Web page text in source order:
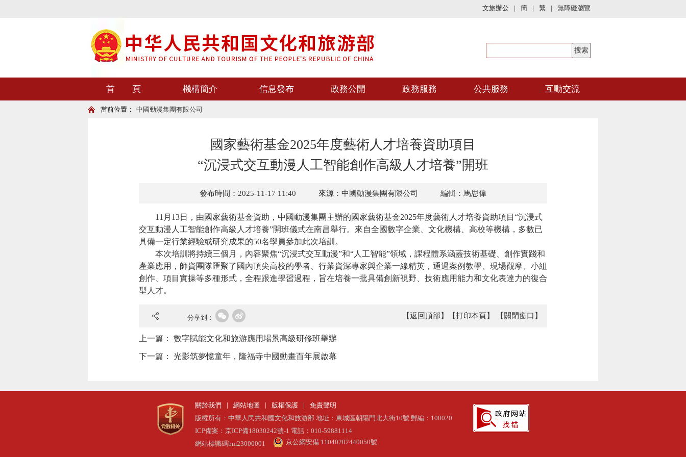
文旅辦公 | 簡 | 繁 | 無障礙瀏覽
首 頁 機構簡介 信息發布 政務公開 政務服務 公共服務 互動交流
當前位置： 中國動漫集團有限公司
國家藝術基金2025年度藝術人才培養資助項目
“沉浸式交互動漫人工智能創作高級人才培養”開班
發布時間：2025-11-17 11:40 來源：中國動漫集團有限公司 編輯：馬思偉
11月13日，由國家藝術基金資助，中國動漫集團主辦的國家藝術基金2025年度藝術人才培養資助項目“沉浸式
交互動漫人工智能創作高級人才培養”開班儀式在南昌舉行。 來自全國數字企業、文化機構、高校等機構，多數已
具備一定行業經驗或研究成果的50名學員參加此次培訓。
本次培訓將持續三個月，內容聚焦“沉浸式交互動漫”和“人工智能”領域，課程體系涵蓋技術基礎、創作實踐和
產業應用，師資團隊匯聚了國內頂尖高校的學者、行業資深專家與企業一線精英，通過案例教學、現場觀摩、小組
創作、項目實操等多種形式，全程跟進學習過程，旨在培養一批具備創新視野、技術應用能力和文化表達力的復合
型人才。
分享到： 【返回頂部】 【打印本頁】 【關閉窗口】
上一篇： 數字賦能文化和旅游應用場景高級研修班舉辦
下一篇： 光影筑夢憶童年，隆福寺中國動畫百年展啟幕